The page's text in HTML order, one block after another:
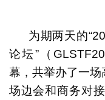
为期两天的
论坛”（
幕，共举办了一
场边会和商务对